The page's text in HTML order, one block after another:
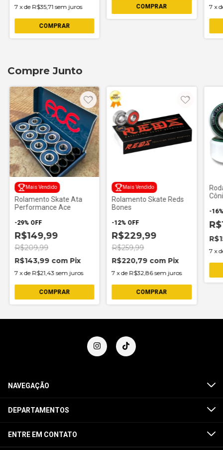
7 xde R$35,71 sem juros
COMPRAR
COMPRAR 7 x
Compre Junto
Mais Vendido
Rolamento Skate Ata
Performance Ace
-29% OFF
R$149,99
R$209,99
R$143,99 com Pix
7 xde R$21,43 sem juros
Mais Vendido
Rolamento Skate Reds
Bones
-12% OFF
R$229,99
R$259,99
R$220,79 com Pix
7 xde R$32,86 sem juros
-16
7 x
NAVEGAÇÃO
DEPARTAMENTOS
ENTRE EM CONTATO